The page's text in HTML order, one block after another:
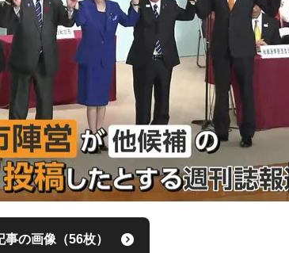
事の画像（56枚）